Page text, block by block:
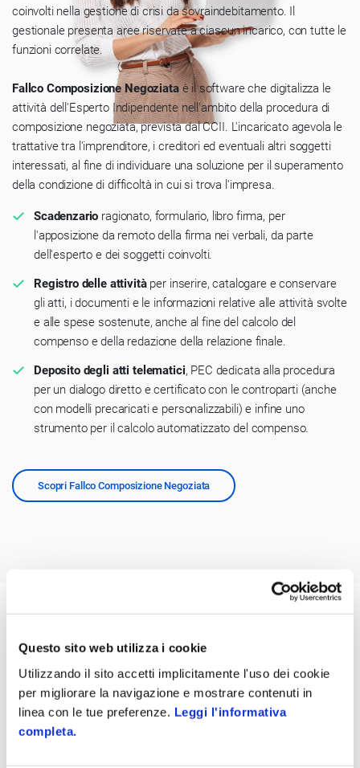
Questo sito web utilizza i cookie
Utilizzando il sito accetti implicitamente l'uso dei cookie
per migliorare la navigazione e mostrare contenuti in
linea con le tue preferenze. Leggi l'informativa
completa.
coinvolti nella gestione di crisi da sovraindebitamento. Il
gestionale presenta aree riservate a ciascun incarico, con tutte le
funzioni correlate.
Fallco Composizione Negoziataè il software che digitalizza le
attività dell'Esperto Indipendente nell'ambito della procedura di
composizione negoziata, prevista dal CCII. L'incaricato agevola le
trattative tra l'imprenditore, i creditori ed eventuali altri soggetti
interessati, al fine di individuare una soluzione per il superamento
della condizione di difficoltà in cui si trova l'impresa.
Scadenzario ragionato, formulario, libro firma, per
l'apposizione da remoto della firma nei verbali, da parte
dell'esperto e dei soggetti coinvolti.
Registro delle attivitàper inserire, catalogare e conservare
gli atti, i documenti e le informazioni relative alle attività svolte
e alle spese sostenute, anche al fine del calcolo del
compenso e della redazione della relazione finale.
Deposito degli atti telematici, PEC dedicata alla procedura
per un dialogo diretto e certificato con le controparti (anche
con modelli precaricati e personalizzabili) e infine uno
strumento per il calcolo automatizzato del compenso.
Scopri Fallco Composizione Negoziata
Procedure Esecutive